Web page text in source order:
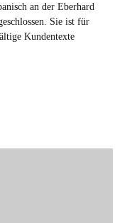
an der Eberhard
Sie ist für
Kundentexte